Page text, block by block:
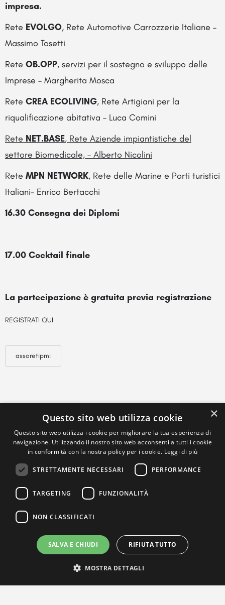
impresa.
Rete EVOLGO, Rete Automotive Carrozzerie Italiane –
Massimo Tosetti
Rete OB.OPP, servizi per il sostegno e sviluppo delle
Imprese – Margherita Mosca
Rete CREA ECOLIVING, Rete Artigiani per la
riqualificazione abitativa – Luca Comini
Rete NET.BASE, Rete Aziende impiantistiche del
settore Biomedicale, – Alberto Nicolini
Rete MPN NETWORK, Rete delle Marine e Porti turistici
Italiani- Enrico Bertacchi
16.30 Consegna dei Diplomi
17.00 Cocktail finale
La partecipazione è gratuita previa registrazione
REGISTRATI QUI
assoretipmi
×
Questo sito web utilizza cookie
Questo sito web utilizza i cookie per migliorare la tua esperienza di
navigazione. Utilizzando il nostro sito web acconsenti a tutti i cookie
in conformità con la nostra policy per i cookie. Leggi di più
STRETTAMENTE NECESSARI PERFORMANCE
TARGETING FUNZIONALITÀ
NON CLASSIFICATI
SALVA E CHIUDI RIFIUTA TUTTO
MOSTRA DETTAGLI